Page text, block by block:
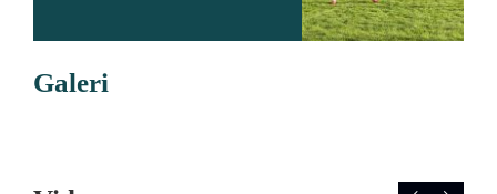
Galeri